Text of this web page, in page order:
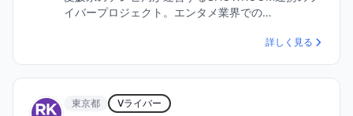
イバープロジェクト。エンタメ業界での…
詳しく見る
東京都 Vライバー